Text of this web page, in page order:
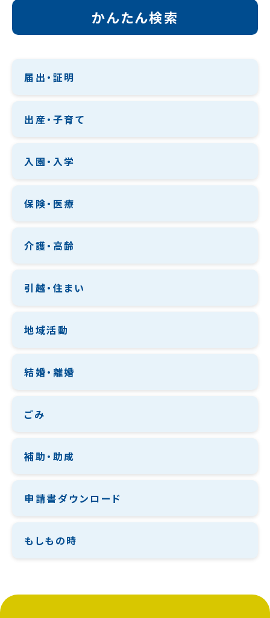
かんたん検索
届出・証明
出産・子育て
入園・入学
保険・医療
介護・高齢
引越・住まい
地域活動
結婚・離婚
ごみ
補助・助成
申請書ダウンロード
もしもの時